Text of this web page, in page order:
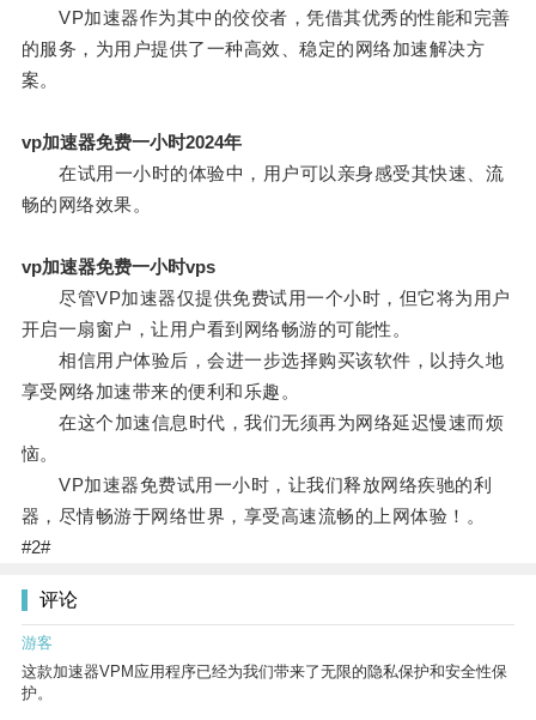
VP加速器作为其中的佼佼者，凭借其优秀的性能和完善
的服务，为用户提供了一种高效、稳定的网络加速解决方
案。
vp加速器免费一小时2024年
在试用一小时的体验中，用户可以亲身感受其快速、流
畅的网络效果。
vp加速器免费一小时vps
尽管VP加速器仅提供免费试用一个小时，但它将为用户
开启一扇窗户，让用户看到网络畅游的可能性。
相信用户体验后，会进一步选择购买该软件，以持久地
享受网络加速带来的便利和乐趣。
在这个加速信息时代，我们无须再为网络延迟慢速而烦
恼。
VP加速器免费试用一小时，让我们释放网络疾驰的利
器，尽情畅游于网络世界，享受高速流畅的上网体验！。
#2#
评论
游客
这款加速器VPM应用程序已经为我们带来了无限的隐私保护和安全性保
护。